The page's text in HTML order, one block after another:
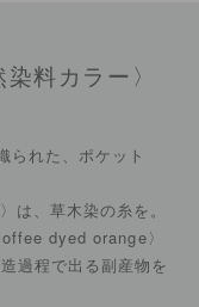
料カラー〉
られた、ポケット
は、草木染の糸を。
dyed orange〉
過程で出る副産物を